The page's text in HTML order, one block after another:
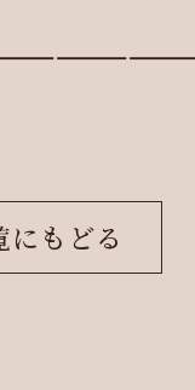
にもどる